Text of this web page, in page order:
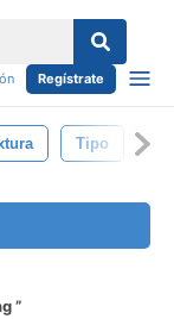
Regístrate
Tipo